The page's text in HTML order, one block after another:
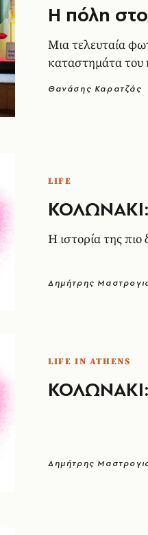
Η πόλη
Μια τελευταία
καταστημάτα του
Θανάσης Καρατζάς
LIFE
ΚΟΛΩΝΑΚΙ:
Η ιστορία της πιο
Δημήτρης
LIFE IN ATHENS
ΚΟΛΩΝΑΚΙ:
Δημήτρης